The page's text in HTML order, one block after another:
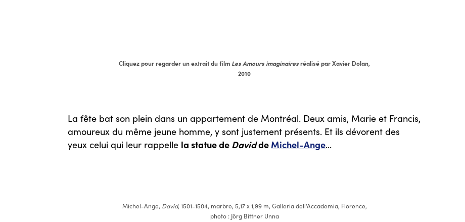
Cliquez pour regarder un extrait du film Les Amours imaginairesréalisé par Xavier Dolan,
2010
La fête bat son plein dans un appartement de Montréal. Deux amis, Marie et Francis,
amoureux du même jeune homme, y sont justement présents. Et ils dévorent des
yeux celui qui leur rappelle la statue de Davidde Michel-Ange...
Michel-Ange, David, 1501-1504, marbre, 5,17 x 1,99 m, Galleria dell'Accademia, Florence,
photo : Jörg Bittner Unna